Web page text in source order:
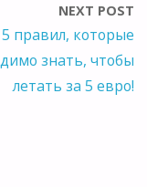
NEXT POST
правил, которые
знать, чтобы
летать за 5 евро!